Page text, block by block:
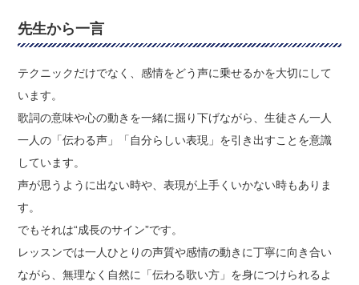
先生から一言
テクニックだけでなく、感情をどう声に乗せるかを大切にして
います。
歌詞の意味や心の動きを一緒に掘り下げながら、生徒さん一人
一人の「伝わる声」「自分らしい表現」を引き出すことを意識
しています。
声が思うように出ない時や、表現が上手くいかない時もありま
す。
でもそれは“成長のサイン”です。
レッスンでは一人ひとりの声質や感情の動きに丁寧に向き合い
ながら、無理なく自然に「伝わる歌い方」を身につけられるよ